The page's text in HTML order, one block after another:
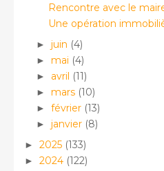
Rencontre avec le
Une opération
► juin (4)
► mai (4)
► avril (11)
► mars (10)
► février (13)
► janvier (8)
► 2025 (133)
► 2024 (122)